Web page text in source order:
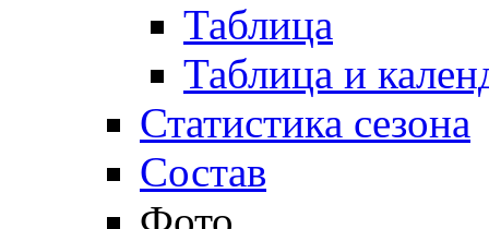
Таблица
Таблица и
Статистика сезона
Состав